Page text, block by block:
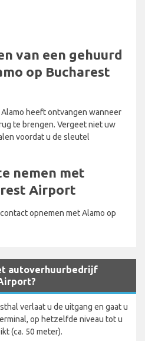
van een gehuurd
op Bucharest
heeft ontvangen wanneer
te brengen. Vergeet niet uw
voordat u de sleutel
nemen met
Airport
opnemen met Alamo op
autoverhuurbedrijf
verlaat u de uitgang en gaat u
op hetzelfde niveau tot u
(ca. 50 meter).